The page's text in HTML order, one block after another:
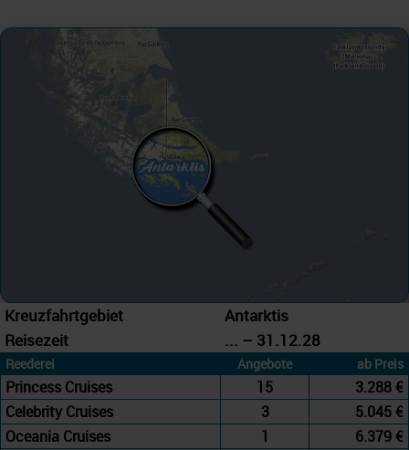
Kreuzfahrtgebiet
Antarktis
Reisezeit
... – 31.12.28
Reederei Angebote ab Preis
Princess Cruises 15
3.288 €
Celebrity Cruises
3
5.045 €
Oceania Cruises
1
6.379 €